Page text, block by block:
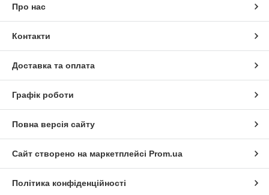
Про нас
Контакти
Доставка та оплата
Графік роботи
Повна версія сайту
Сайт створено на маркетплейсі Prom.ua
Політика конфіденційності